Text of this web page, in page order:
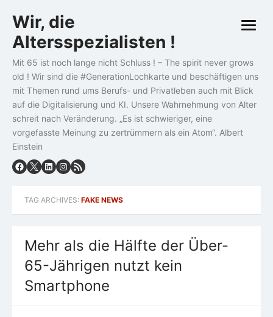
to
content
Wir, die
Altersspezialisten !
Mit 65 ist noch lange nicht Schluss ! – The spirit never grows
old ! Wir sind die #GenerationLochkarte und beschäftigen uns
mit Themen rund ums Berufs- und Privatleben auch mit Blick
auf die Digitalisierung und KI. Unsere Wahrnehmung von Alter
schreit nach Veränderung. „Es ist schwieriger, eine
vorgefasste Meinung zu zertrümmern als ein Atom“. Albert
Einstein
open
TAG ARCHIVES: FAKE NEWS
Mehr als die Hälfte der Über-
65-Jährigen nutzt kein
Smartphone